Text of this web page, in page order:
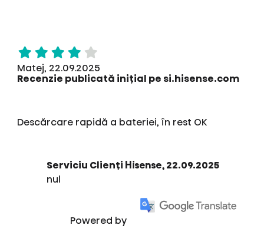
Matej, 22.09.2025
Recenzie publicată inițial pe si.hisense.com
Descărcare rapidă a bateriei, în rest OK
Serviciu Clienți Hisense, 22.09.2025
nul
Powered by